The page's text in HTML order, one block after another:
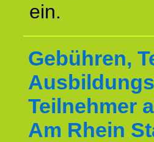
ein.
Gebühren,
Teilnehmer
Am Rhein